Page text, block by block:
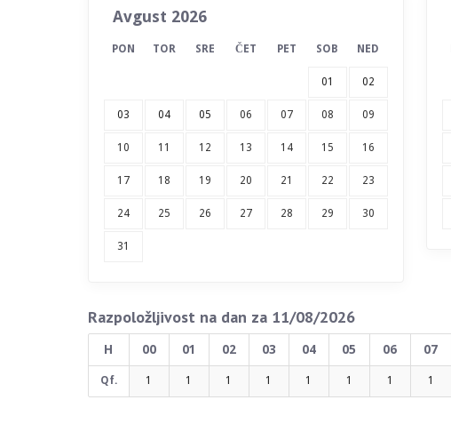
Avgust 2026
PON TOR SRE ČET PET SOB NED
01 02
03 04 05 06 07 08 09
10 11 12 13 14 15 16
17 18 19 20 21 22 23
24 25 26 27 28 29 30
31
Razpoložljivost na dan za 11/08/2026
H 00 01 02 03 04 05 06 07
Qf. 1 1 1 1 1 1 1 1